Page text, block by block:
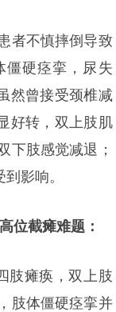
者不慎摔倒导致
僵硬痉挛，尿失
然曾接受颈椎减
好转，双上肢肌
下肢感觉减退；
影响。
位截瘫难题：
肢瘫痪，双上肢
肢体僵硬痉挛并